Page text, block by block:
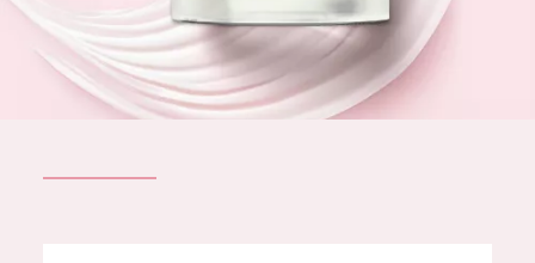
ALLE PRODUKTE
inhaltsstoffe
Über uns
Inspiration